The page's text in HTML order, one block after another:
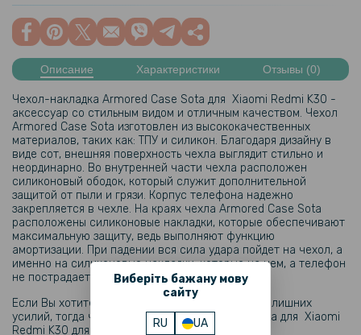
Виберіть бажану мову
сайту
RU UA
Описание Характеристики Отзывы (0)
Чехол-накладка Armored Case Sota для Xiaomi Redmi K30 -
аксессуар со стильным видом и отличным качеством. Чехол
Armored Case Sota изготовлен из высококачественных
материалов, таких как: ТПУ и силикон. Благодаря дизайну в
виде сот, внешняя поверхность чехла выглядит стильно и
неординарно. Во внутренней части чехла расположен
силиконовый ободок, который служит дополнительной
защитой от пыли и грязи. Корпус телефона надежно
закрепляется в чехле. На краях чехла Armored Case Sota
расположены силиконовые накладки, которые обеспечивают
максимальную защиту, ведь выполняют функцию
амортизации. При падении вся сила удара пойдет на чехол, а
именно на силиконовые накладки, которые на нем, а телефон
не пострадает.
Если Вы хотите выглядеть стильно, не прилагая лишних
усилий, тогда чехол накладка Armored Case Sota для Xiaomi
Redmi K30 для вас.